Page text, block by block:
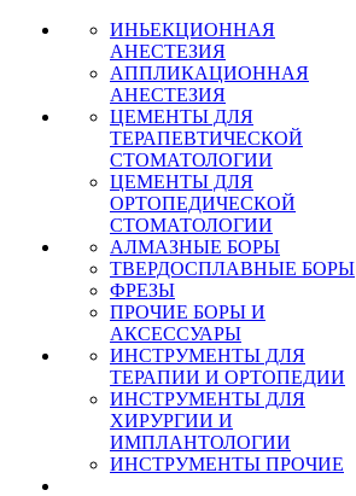
ИНЬЕКЦИОННАЯ
АНЕСТЕЗИЯ
АППЛИКАЦИОННАЯ
АНЕСТЕЗИЯ
ЦЕМЕНТЫ ДЛЯ
ТЕРАПЕВТИЧЕСКОЙ
СТОМАТОЛОГИИ
ЦЕМЕНТЫ ДЛЯ
ОРТОПЕДИЧЕСКОЙ
СТОМАТОЛОГИИ
АЛМАЗНЫЕ БОРЫ
ТВЕРДОСПЛАВНЫЕ БОРЫ
ФРЕЗЫ
ПРОЧИЕ БОРЫ И
АКСЕССУАРЫ
ИНСТРУМЕНТЫ ДЛЯ
ТЕРАПИИ И ОРТОПЕДИИ
ИНСТРУМЕНТЫ ДЛЯ
ХИРУРГИИ И
ИМПЛАНТОЛОГИИ
ИНСТРУМЕНТЫ ПРОЧИЕ